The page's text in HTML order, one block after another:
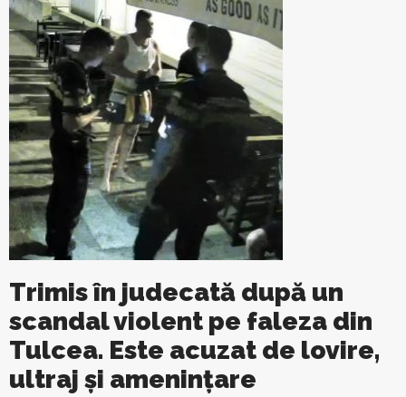
Trimis în judecată după un
scandal violent pe faleza din
Tulcea. Este acuzat de lovire,
ultraj și amenințare